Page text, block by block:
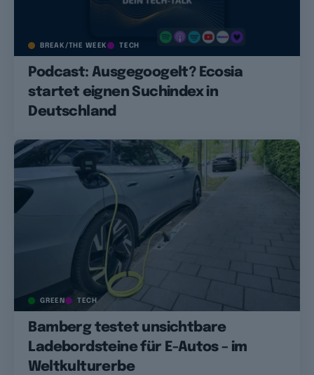
BREAK/THE WEEK TECH
Podcast: Ausgegoogelt? Ecosia
startet eignen Suchindex in
Deutschland
GREEN TECH
Bamberg testet unsichtbare
Ladebordsteine für E-Autos – im
Weltkulturerbe